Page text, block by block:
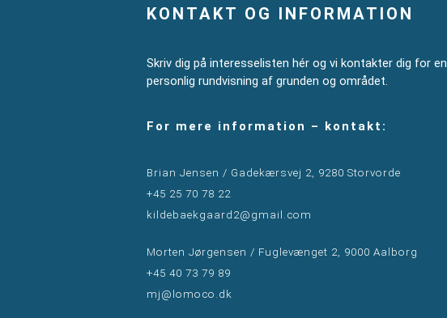
KONTAKT OG INFORMATION
Skriv dig på interesselisten hér og vi kontakter dig for en
personlig rundvisning af grunden og området.
For mere information – kontakt:
Brian Jensen / Gadekærsvej 2, 9280 Storvorde
+45 25 70 78 22
kildebaekgaard2@gmail.com
Morten Jørgensen / Fuglevænget 2, 9000 Aalborg
+45 40 73 79 89
mj@lomoco.dk